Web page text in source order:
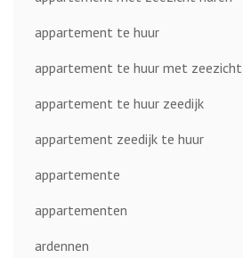
appartement te huur
appartement te huur met zeezicht
appartement te huur zeedijk
appartement zeedijk te huur
appartemente
appartementen
ardennen